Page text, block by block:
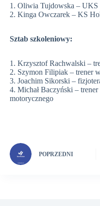
1. Oliwia Tujdowska – UKS
2. Kinga Owczarek – KS
Sztab szkoleniowy:
1. Krzysztof Rachwalski –
2. Szymon Filipiak – trener
3. Joachim Sikorski –
4. Michał Baczyński –
motorycznego
POPRZEDNI